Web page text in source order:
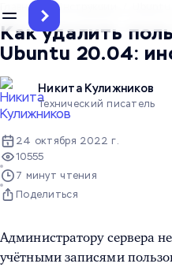
Главная Инструкции
Как удалить
Ubuntu 20.04:
Никита Кулижников
Технический писатель
24 октября 2022 г.
10555
7 минут чтения
Поделиться
Администратору сервера
учётными записями